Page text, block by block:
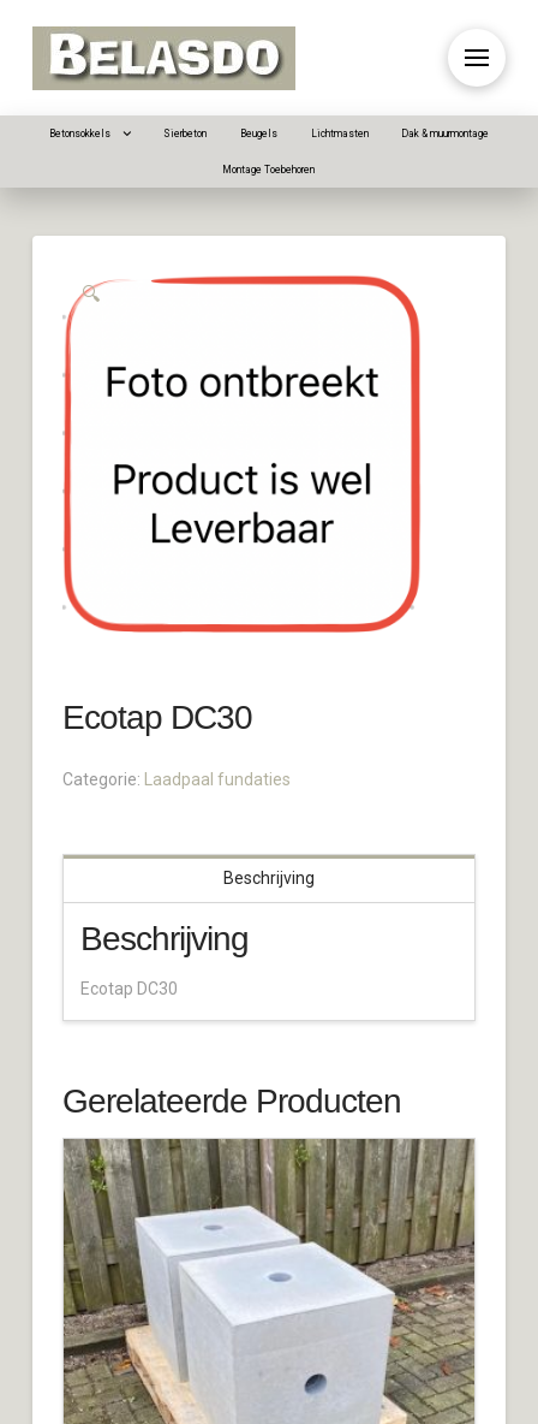
Betonsokkels Sierbeton Beugels Lichtmasten Dak & muurmontage
Montage Toebehoren
🔍
Ecotap DC30
Categorie: Laadpaal fundaties
Beschrijving
Beschrijving
Ecotap DC30
Gerelateerde Producten